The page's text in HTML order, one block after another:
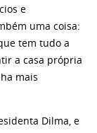
e
uma coisa:
tem tudo a
a casa própria
mais
Dilma, e